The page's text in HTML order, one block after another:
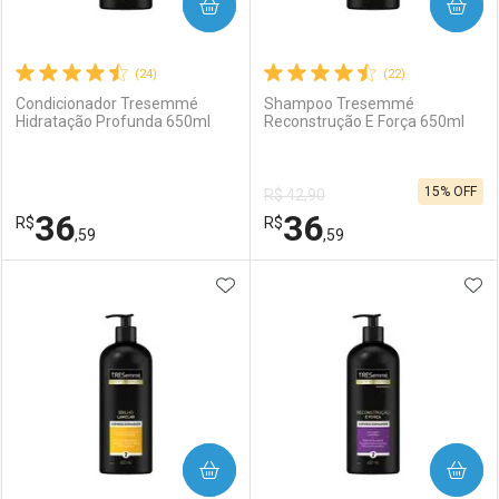
(24)
Condicionador Tresemmé
Hidratação Profunda 650ml
R$36,59
COMPRAR
Laboratório
Por Menos
(22)
Shampoo Tresemmé
Reconstrução E Força 650ml
R$ 42,90
R$36,59
15% OFF
COMPRAR
Laboratório
Por Menos
ADICIONAR AOS FAVORITOS
COMPRAR COMPRAR